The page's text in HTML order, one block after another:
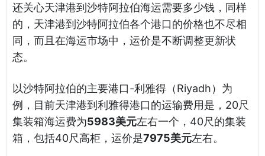
还关心天津港到沙特阿拉伯海运需要多少钱，同样
的，天津港到沙特阿拉伯各个港口的价格也不尽相
同，而且在海运市场中，运价是不断调整更新状
态。
以沙特阿拉伯的主要港口-利雅得（Riyadh）为
例，目前天津港到利雅得港口的运输费用是，20尺
集装箱海运费为5983美元左右一个，40尺的集装
箱，包括40尺高柜，运价是7975美元左右。